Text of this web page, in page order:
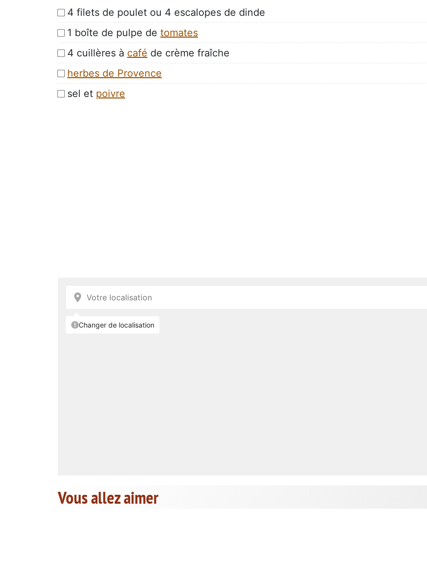
4 filets de poulet ou 4 escalopes de dinde
1 boîte de pulpe de tomates
4 cuillères à café de crème fraîche
herbes de Provence
sel et poivre
Vous allez aimer